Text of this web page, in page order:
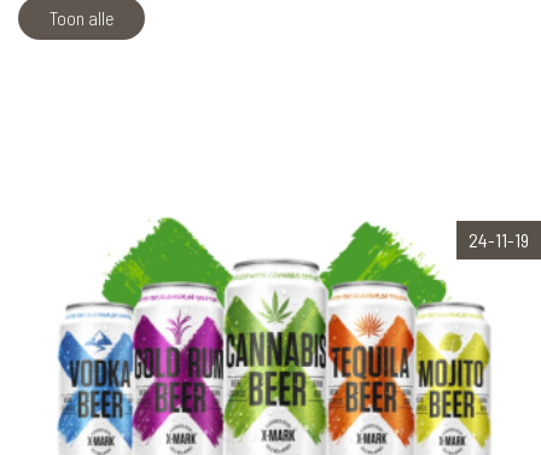
Toon alle
24-11-19